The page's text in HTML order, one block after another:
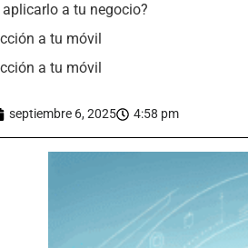
aplicarlo a tu negocio?
a tu móvil
a tu móvil
septiembre 6, 2025 4:58 pm